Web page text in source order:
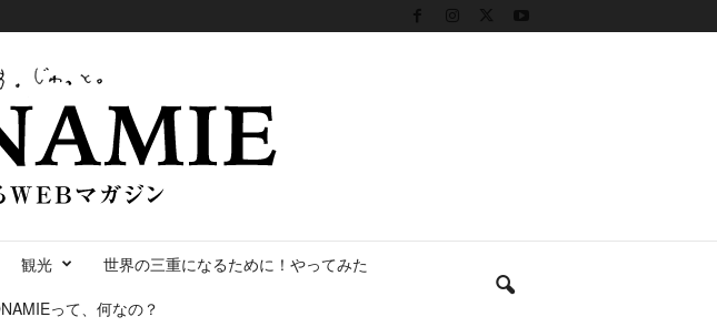
観光
世界の三重になるために！やってみた
って、何なの？